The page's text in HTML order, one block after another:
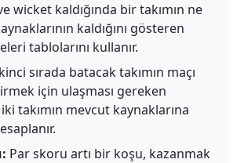
wicket kaldığında bir takımın ne
kaldığını gösteren
tablolarını kullanır.
sırada batacak takımın maçı
için ulaşması gereken
takımın mevcut kaynaklarına
Par skoru artı bir koşu, kazanmak